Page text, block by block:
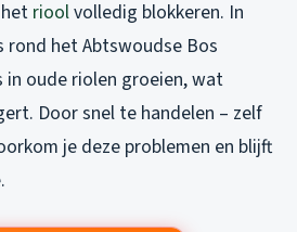
rioolvolledig blokkeren. In
rond het Abtswoudse Bos
oude riolen groeien, wat
Door snel te handelen – zelf
je deze problemen en blijft